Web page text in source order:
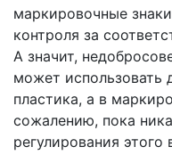
маркировочные
контроля за
А значит,
может использовать
пластика, а в
сожалению, пока
регулирования этого